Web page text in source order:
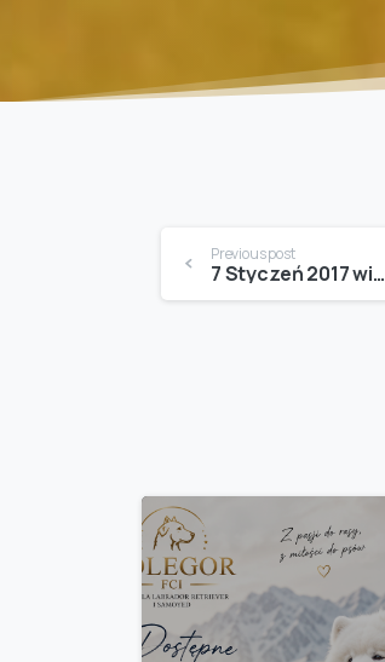
Continue
Reading
Previous post
7 Styczeń 2017 witamy w domu naszą Jelja Azgard La Doro Bella